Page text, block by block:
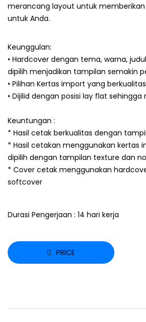
merancang layout untuk memberikan
untuk Anda.
Keunggulan:
• Hardcover dengan tema, warna,
dipilih menjadikan tampilan semakin
• Pilihan Kertas import yang berkualitas
• Dijilid dengan posisi lay flat
Keuntungan :
* Hasil cetak berkualitas dengan
* Hasil cetakan menggunakan kertas
dipilih dengan tampilan texture dan
* Cover cetak menggunakan
softcover
Durasi Pengerjaan : 14 hari kerja
PRICE